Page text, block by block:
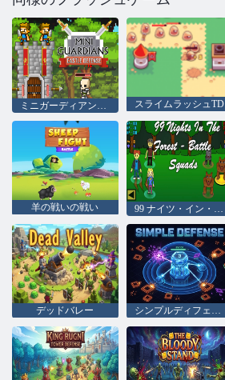
ミニガーディアン城防衛 スライムラッシュTD
羊の戦いの戦い
デッドバレー シンプルディフェンス